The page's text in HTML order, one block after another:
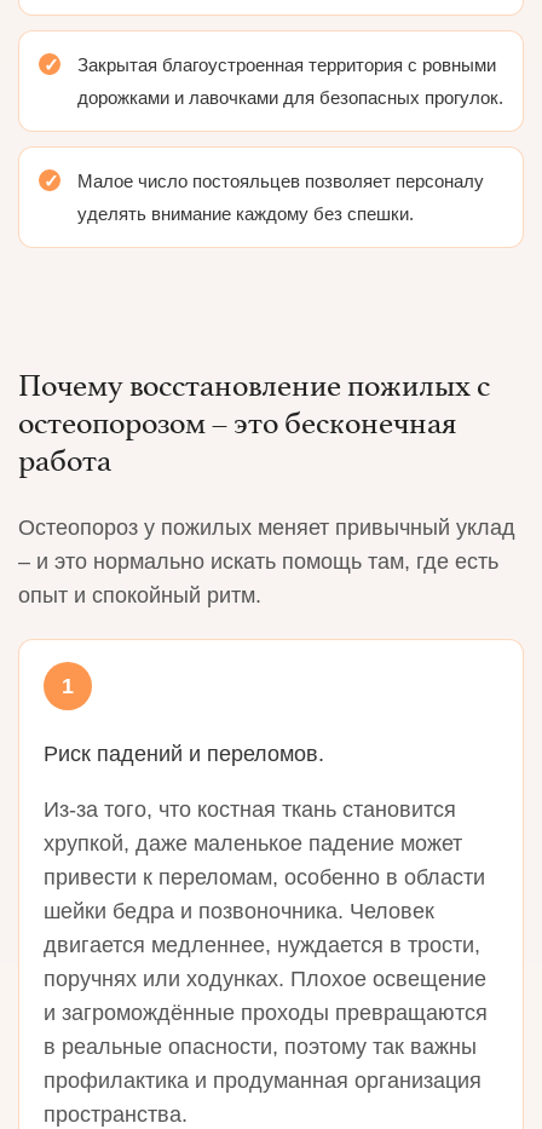
Закрытая благоустроенная территория с ровными
дорожками и лавочками для безопасных прогулок.
Малое число постояльцев позволяет персоналу
уделять внимание каждому без спешки.
Почему восстановление пожилых с
остеопорозом – это бесконечная
работа
Остеопороз у пожилых меняет привычный уклад
– и это нормально искать помощь там, где есть
опыт и спокойный ритм.
1
Риск падений и переломов.
Из‑за того, что костная ткань становится
хрупкой, даже маленькое падение может
привести к переломам, особенно в области
шейки бедра и позвоночника. Человек
двигается медленнее, нуждается в трости,
поручнях или ходунках. Плохое освещение
и загромождённые проходы превращаются
в реальные опасности, поэтому так важны
профилактика и продуманная организация
пространства.